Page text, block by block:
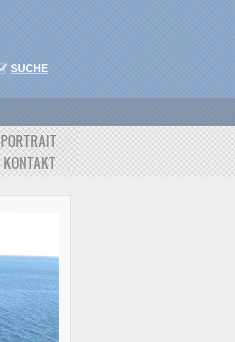
SUCHE
PORTRAIT
KONTAKT